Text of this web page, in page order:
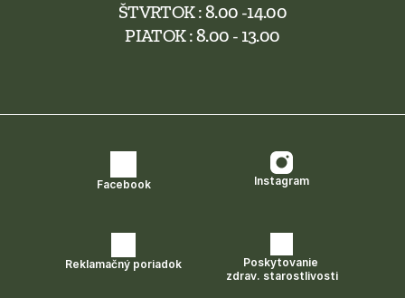
ŠTVRTOK : 8.00 -14.00
PIATOK : 8.00 - 13.00
Facebook Instagram
Reklamačný poriadok
Poskytovanie
zdrav. starostlivosti